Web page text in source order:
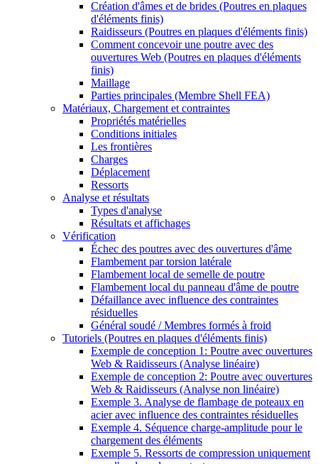
Création d'âmes et de brides (Poutres en plaques
d'éléments finis)
Raidisseurs (Poutres en plaques d'éléments finis)
Comment concevoir une poutre avec des
ouvertures Web (Poutres en plaques d'éléments
finis)
Maillage
Parties principales (Membre Shell FEA)
Matériaux, Chargement et contraintes
Propriétés matérielles
Conditions initiales
Les frontières
Charges
Déplacement
Ressorts
Analyse et résultats
Types d'analyse
Résultats et affichages
Vérification
Échec des poutres avec des ouvertures d'âme
Flambement par torsion latérale
Flambement local de semelle de poutre
Flambement local du panneau d'âme de poutre
Défaillance avec influence des contraintes
résiduelles
Général soudé / Membres formés à froid
Tutoriels (Poutres en plaques d'éléments finis)
Exemple de conception 1: Poutre avec ouvertures
Web & Raidisseurs (Analyse linéaire)
Exemple de conception 2: Poutre avec ouvertures
Web & Raidisseurs (Analyse non linéaire)
Exemple 3. Analyse de flambage de poteaux en
acier avec influence des contraintes résiduelles
Exemple 4. Séquence charge-amplitude pour le
chargement des éléments
Exemple 5. Ressorts de compression uniquement